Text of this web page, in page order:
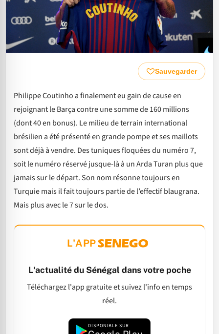
Sauvegarder
Philippe Coutinho a finalement eu gain de cause en
rejoignant le Barça contre une somme de 160 millions
(dont 40 en bonus). Le milieu de terrain international
brésilien a été présenté en grande pompe et ses maillots
sont déjà à vendre. Des tuniques floquées du numéro 7,
soit le numéro réservé jusque-là à un Arda Turan plus que
jamais sur le départ. Son nom résonne toujours en
Turquie mais il fait toujours partie de l’effectif blaugrana.
Mais plus avec le 7 sur le dos.
L'APP
L'actualité du Sénégal dans votre poche
Téléchargez l'app gratuite et suivez l'info en temps
réel.
DISPONIBLE SUR